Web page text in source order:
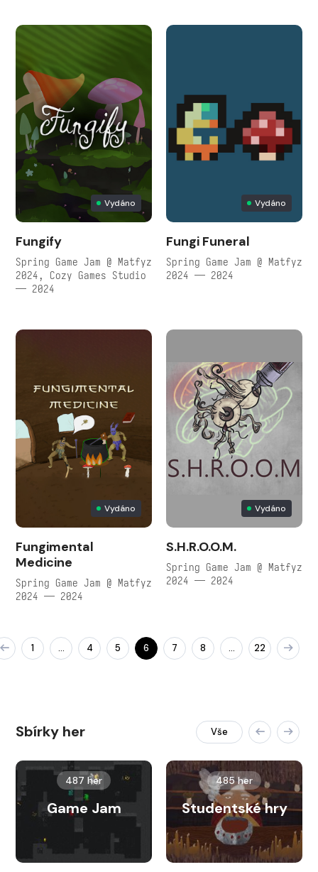
Vydáno
Fungify
Spring Game Jam @ Matfyz
2024, Cozy Games Studio
— 2024
Vydáno
Fungi Funeral
Spring Game Jam @ Matfyz
2024 — 2024
Vydáno
Fungimental
Medicine
Spring Game Jam @ Matfyz
2024 — 2024
Vydáno
S.H.R.O.O.M.
Spring Game Jam @ Matfyz
2024 — 2024
1 … 4 5 6 7 8 … 22
Sbírky her Vše
487 her
Game Jam
485 her
Studentské hry